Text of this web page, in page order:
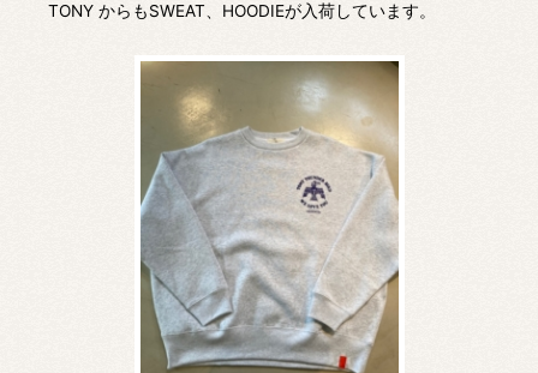
TONY からもSWEAT、HOODIEが入荷しています。